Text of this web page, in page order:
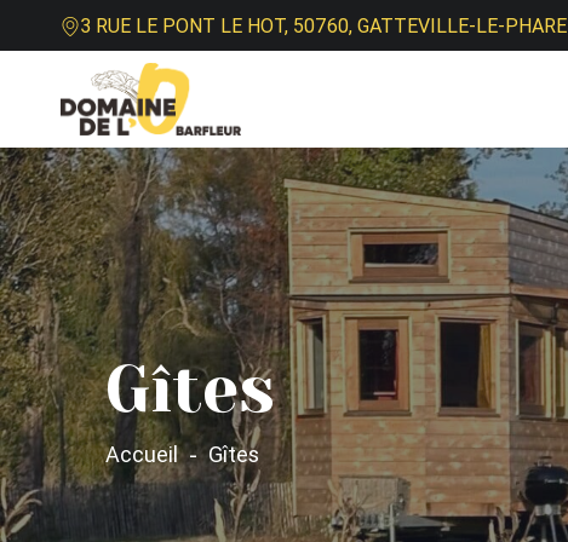
3 RUE LE PONT LE HOT, 50760, GATTEVILLE-LE-PHARE
Gîtes
Accueil Gîtes